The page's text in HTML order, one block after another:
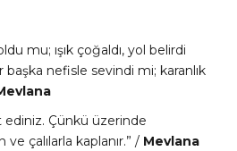
mu; ışık çoğaldı, yol belirdi
nefisle sevindi mi; karanlık
ediniz. Çünkü üzerinde
çalılarla kaplanır.” / Mevlana